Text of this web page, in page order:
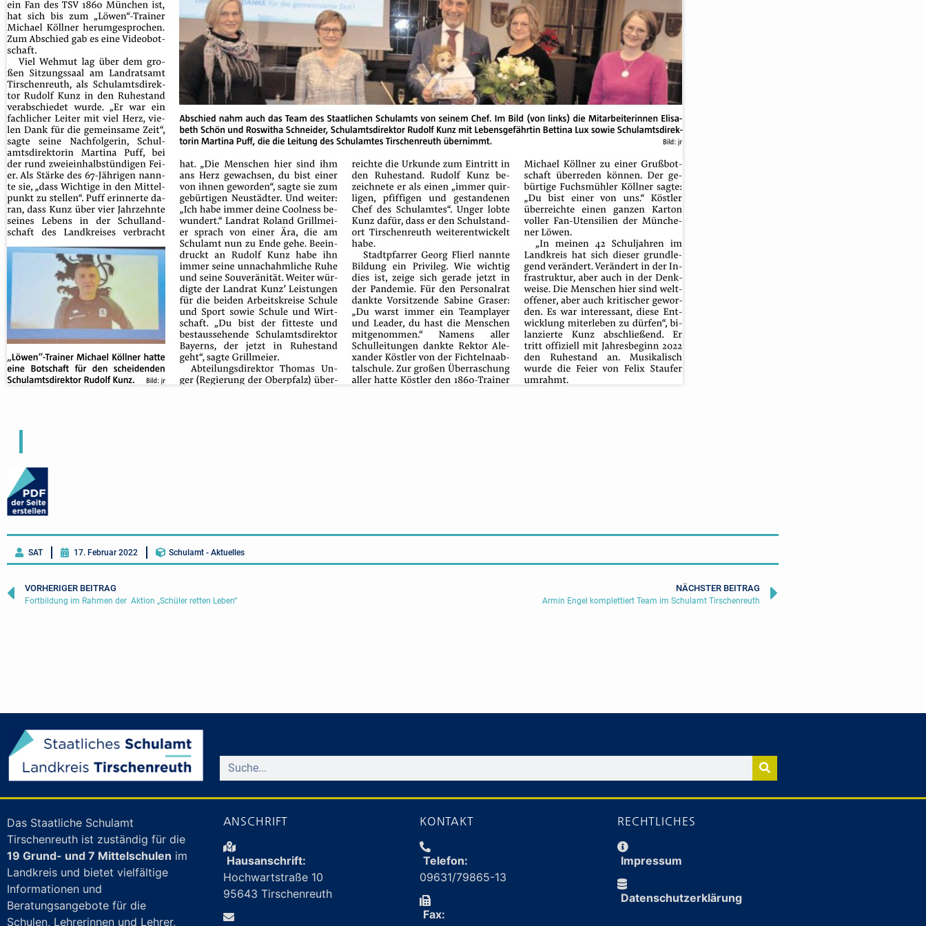
SAT 17. Februar 2022 Schulamt - Aktuelles
VORHERIGER BEITRAG
Fortbildung im Rahmen der Aktion „Schüler retten Leben“
NÄCHSTER BEITRAG
Armin Engel komplettiert Team im Schulamt Tirschenreuth
Das Staatliche Schulamt
Tirschenreuth ist zuständig für die
19 Grund- und 7 Mittelschulen im
Landkreis und bietet vielfältige
Informationen und
Beratungsangebote für die
Schulen, Lehrerinnen und Lehrer,
ANSCHRIFT
Hausanschrift:
Hochwartstraße 10
95643 Tirschenreuth
KONTAKT
Telefon:
09631/79865-13
Fax:
RECHTLICHES
Impressum
Daten­schutz­erklärung